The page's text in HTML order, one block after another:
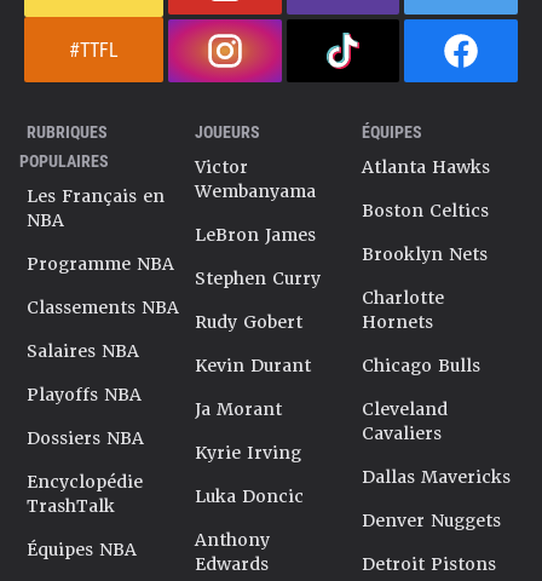
#TTFL
RUBRIQUES
POPULAIRES
Les Français en
NBA
Programme NBA
Classements NBA
Salaires NBA
Playoffs NBA
Dossiers NBA
Encyclopédie
TrashTalk
Équipes NBA
JOUEURS
Victor
Wembanyama
LeBron James
Stephen Curry
Rudy Gobert
Kevin Durant
Ja Morant
Kyrie Irving
Luka Doncic
Anthony
Edwards
ÉQUIPES
Atlanta Hawks
Boston Celtics
Brooklyn Nets
Charlotte
Hornets
Chicago Bulls
Cleveland
Cavaliers
Dallas Mavericks
Denver Nuggets
Detroit Pistons